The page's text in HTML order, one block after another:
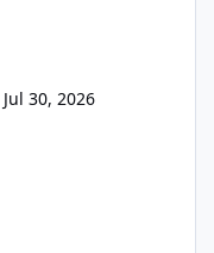
Jul 30, 2026